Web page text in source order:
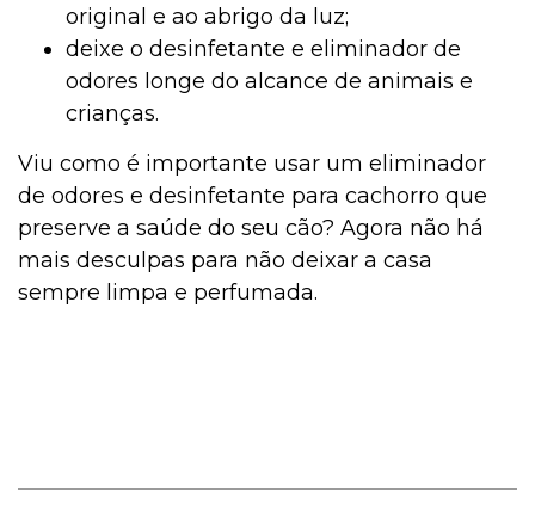
original e ao abrigo da luz;
deixe o desinfetante e eliminador de
odores longe do alcance de animais e
crianças.
Viu como é importante usar um eliminador
de odores e desinfetante para cachorro que
preserve a saúde do seu cão? Agora não há
mais desculpas para não deixar a casa
sempre limpa e perfumada.